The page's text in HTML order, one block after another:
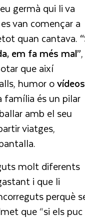
germà qui li va
van començar a
quan cantava.
em fa més mal”,
que així
humor ovídeos
família és un pilar
amb el seu
viatges,
molt diferents
i que li
perquè
que “si els puc